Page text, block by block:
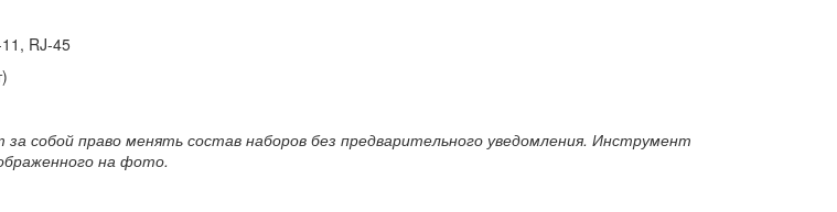
RJ-45
собой право менять состав наборов без предварительного уведомления. Инструмент
на фото.